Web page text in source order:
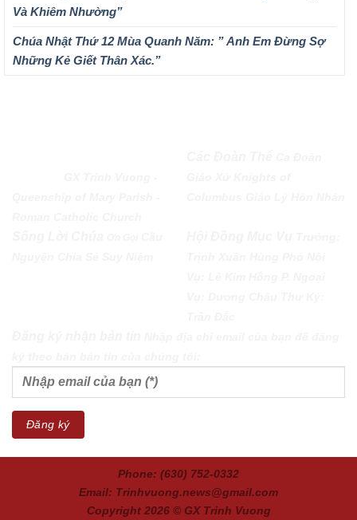
Và Khiêm Nhường”
Chúa Nhật Thứ 12 Mùa Quanh Năm: ” Anh Em Đừng Sợ
Những Kẻ Giết Thân Xác.”
Phone: (630) 752-0332
Email: Trinhvuong.news@gmail.com
Copyright 2026 © GX Trinh Vuong